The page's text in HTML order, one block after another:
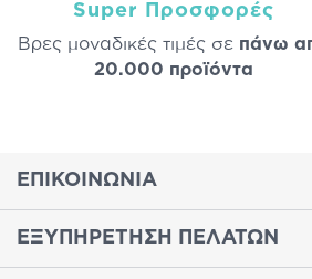
Super Προσφορές
Βρες μοναδικές τιμές σε πάνω
20.000 προϊόντα
ΕΠΙΚΟΙΝΩΝΙΑ
ΕΞΥΠΗΡΕΤΗΣΗ ΠΕΛΑΤΩΝ